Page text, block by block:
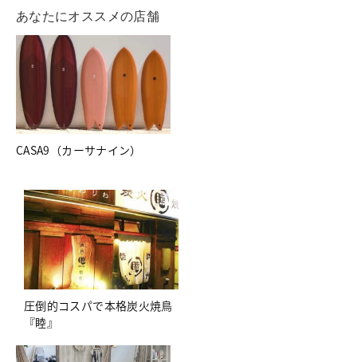
あなたにオススメの店舗
CASA9（カーサナイン）
圧倒的コスパで本格炭火焼鳥
『睦』